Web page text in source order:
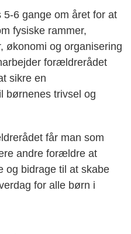
6 gange om året for at
fysiske rammer,
økonomi og organisering
forældrerådet
sikre en
børnenes trivsel og
får man som
andre forældre at
og bidrage til at skabe
for alle børn i